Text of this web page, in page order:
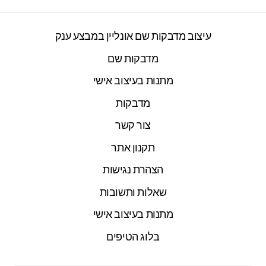
עיצוב מדבקות שם אונליין במבצע ענק
מדבקות שם
מתנות בעיצוב אישי
מדבקות
צור קשר
תקנון אתר
הצהרת נגישות
שאלות ותשובות
מתנות בעיצוב אישי
בלוג הטיפים